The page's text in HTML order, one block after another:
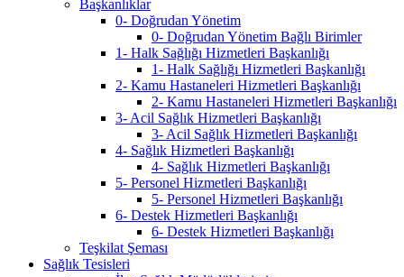
Başkanlıklar
0- Doğrudan Yönetim
0- Doğrudan Yönetim Bağlı Birimler
1- Halk Sağlığı Hizmetleri Başkanlığı
1- Halk Sağlığı Hizmetleri Başkanlığı
2- Kamu Hastaneleri Hizmetleri Başkanlığı
2- Kamu Hastaneleri Hizmetleri Başkanlığı
3- Acil Sağlık Hizmetleri Başkanlığı
3- Acil Sağlık Hizmetleri Başkanlığı
4- Sağlık Hizmetleri Başkanlığı
4- Sağlık Hizmetleri Başkanlığı
5- Personel Hizmetleri Başkanlığı
5- Personel Hizmetleri Başkanlığı
6- Destek Hizmetleri Başkanlığı
6- Destek Hizmetleri Başkanlığı
Teşkilat Şeması
Sağlık Tesisleri